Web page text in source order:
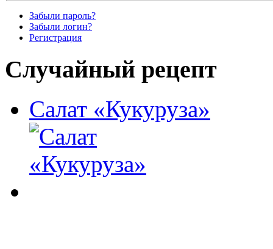
Забыли пароль?
Забыли логин?
Регистрация
Случайный рецепт
Салат «Кукуруза»